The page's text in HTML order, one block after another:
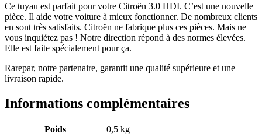
Ce tuyau est parfait pour votre Citroën 3.0 HDI. C’est une nouvelle
pièce. Il aide votre voiture à mieux fonctionner. De nombreux clients
en sont très satisfaits. Citroën ne fabrique plus ces pièces. Mais ne
vous inquiétez pas ! Notre direction répond à des normes élevées.
Elle est faite spécialement pour ça.
Rarepar, notre partenaire, garantit une qualité supérieure et une
livraison rapide.
Informations complémentaires
Poids 0,5 kg